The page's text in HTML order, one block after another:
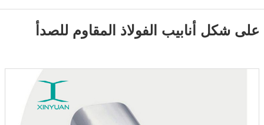
شكل أنابيب الفولاذ المقاوم للصدأ
على شكل أنابيب الفولاذ المقاوم للصدأ